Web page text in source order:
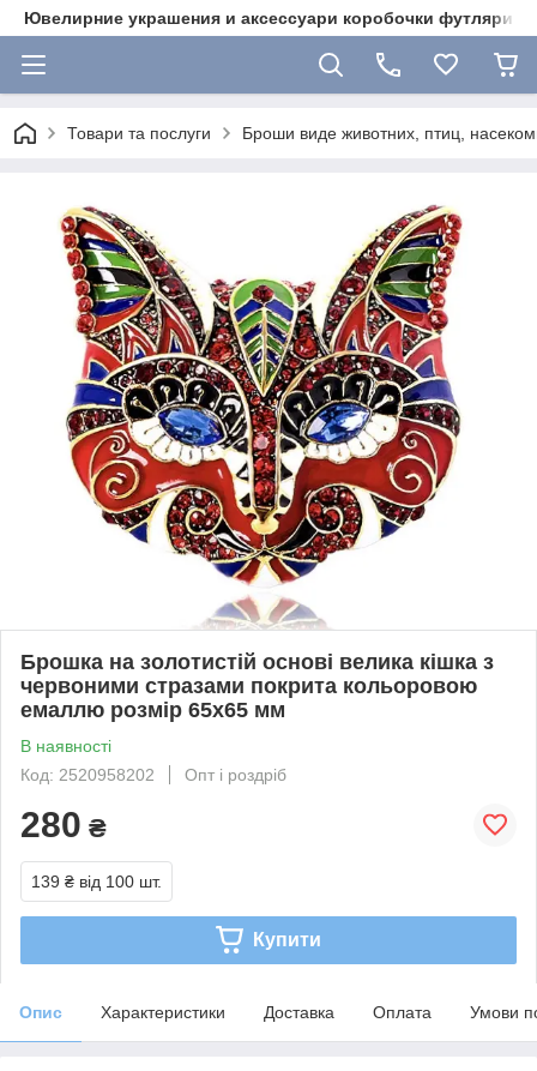
Ювелирние украшения и аксессуари коробочки футляри
Товари та послуги Броши виде животних, птиц,
Брошка на золотистій основі велика кішка з
червоними стразами покрита кольоровою
емаллю розмір 65х65 мм
В наявності
Код: 2520958202
Опт і роздріб
280 ₴
139 ₴ від 100 шт.
Купити
Опис Характеристики Доставка Оплата Умови